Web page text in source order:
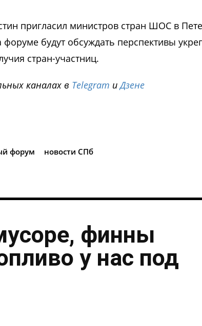
пригласил министров стран ШОС в
будут обсуждать перспективы
стран-участниц.
каналах в Telegram иДзене
форум новости СПб
финны
у нас под